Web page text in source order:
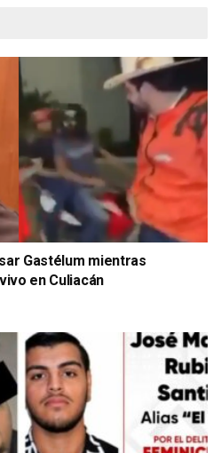
Gastélum mientras
en Culiacán